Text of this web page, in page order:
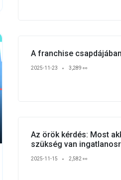
A franchise csapdájában
2025-11-23 3,289 👀
Az örök kérdés: Most
szükség van
2025-11-15 2,582 👀